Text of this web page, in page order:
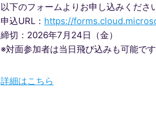
以下のフォームよりお申し込みくださ
申込URL： https://
締切：2026年7月24日（金）
※対面参加者は当日飛び込みも可能です
詳細はこちら